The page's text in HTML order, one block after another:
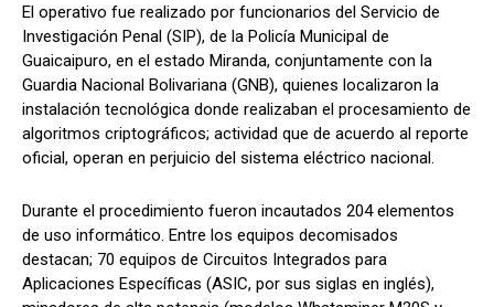
El operativo fue realizado por funcionarios del Servicio de
Investigación Penal (SIP), de la Policía Municipal de
Guaicaipuro, en el estado Miranda, conjuntamente con la
Guardia Nacional Bolivariana (GNB), quienes localizaron la
instalación tecnológica donde realizaban el procesamiento de
algoritmos criptográficos; actividad que de acuerdo al reporte
oficial, operan en perjuicio del sistema eléctrico nacional.
Durante el procedimiento fueron incautados 204 elementos
de uso informático. Entre los equipos decomisados
destacan; 70 equipos de Circuitos Integrados para
Aplicaciones Específicas (ASIC, por sus siglas en inglés),